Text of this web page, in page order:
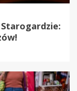
Starogardzie: